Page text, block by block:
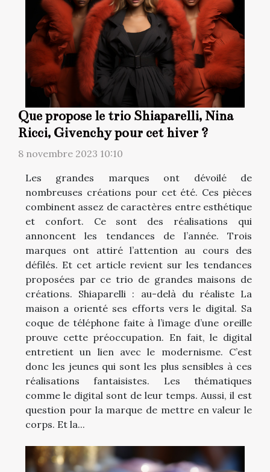
Que propose le trio Shiaparelli, Nina
Ricci, Givenchy pour cet hiver ?
8 novembre 2023 10:10
Les grandes marques ont dévoilé de
nombreuses créations pour cet été. Ces pièces
combinent assez de caractères entre esthétique
et confort. Ce sont des réalisations qui
annoncent les tendances de l’année. Trois
marques ont attiré l’attention au cours des
défilés. Et cet article revient sur les tendances
proposées par ce trio de grandes maisons de
créations. Shiaparelli : au-delà du réaliste La
maison a orienté ses efforts vers le digital. Sa
coque de téléphone faite à l’image d’une oreille
prouve cette préoccupation. En fait, le digital
entretient un lien avec le modernisme. C’est
donc les jeunes qui sont les plus sensibles à ces
réalisations fantaisistes. Les thématiques
comme le digital sont de leur temps. Aussi, il est
question pour la marque de mettre en valeur le
corps. Et la...